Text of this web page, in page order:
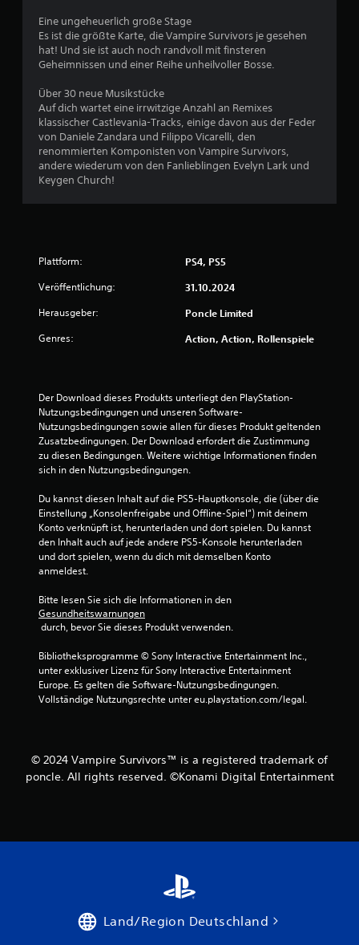
s
e
n
.
S
p
i
e
l
b
M
o
S
t
e
u
e
e
l
e
m
e
t
e
D
k
a
n
n
a
s
l
e
Eine ungeheuerlich große Stage
Es ist die größte Karte, die Vampire Survivors je gesehen
hat! Und sie ist auch noch randvoll mit finsteren
Geheimnissen und einer Reihe unheilvoller Bosse.
Über 30 neue Musikstücke
Auf dich wartet eine irrwitzige Anzahl an Remixes
klassischer Castlevania-Tracks, einige davon aus der Feder
von Daniele Zandara und Filippo Vicarelli, den
renommierten Komponisten von Vampire Survivors,
andere wiederum von den Fanlieblingen Evelyn Lark und
Keygen Church!
Plattform: PS4, PS5
Veröffentlichung: 31.10.2024
Herausgeber: Poncle Limited
Genres: Action, Action, Rollenspiele
Der Download dieses Produkts unterliegt den PlayStation-
Nutzungsbedingungen und unseren Software-
Nutzungsbedingungen sowie allen für dieses Produkt geltenden
Zusatzbedingungen. Der Download erfordert die Zustimmung
zu diesen Bedingungen. Weitere wichtige Informationen finden
sich in den Nutzungsbedingungen.
Du kannst diesen Inhalt auf die PS5-Hauptkonsole, die (über die
Einstellung „Konsolenfreigabe und Offline-Spiel“) mit deinem
Konto verknüpft ist, herunterladen und dort spielen. Du kannst
den Inhalt auch auf jede andere PS5-Konsole herunterladen
und dort spielen, wenn du dich mit demselben Konto
anmeldest.
Bitte lesen Sie sich die Informationen in den
Gesundheitswarnungen
durch, bevor Sie dieses Produkt verwenden.
Bibliotheksprogramme © Sony Interactive Entertainment Inc.,
unter exklusiver Lizenz für Sony Interactive Entertainment
Europe. Es gelten die Software-Nutzungsbedingungen.
Vollständige Nutzungsrechte unter eu.playstation.com/legal.
© 2024 Vampire Survivors™ is a registered trademark of
poncle. All rights reserved. ©Konami Digital Entertainment
Land/Region Deutschland